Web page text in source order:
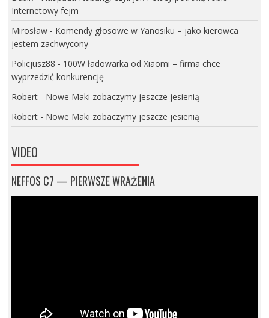
Internetowy fejm
Mirosław- Komendy głosowe w Yanosiku – jako kierowca
jestem zachwycony
Policjusz88 - 100W ładowarka od Xiaomi – firma chce
wyprzedzić konkurencję
Robert- Nowe Maki zobaczymy jeszcze jesienią
Robert- Nowe Maki zobaczymy jeszcze jesienią
VIDEO
NEFFOS C7 — PIERWSZE WRAŻENIA